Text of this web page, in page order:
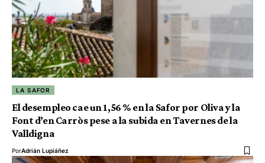
LA SAFOR
El desempleo cae un 1,56 % en la Safor por Oliva y la
Font d’en Carròs pese a la subida en Tavernes de la
Valldigna
PorAdrián Lupiáñez